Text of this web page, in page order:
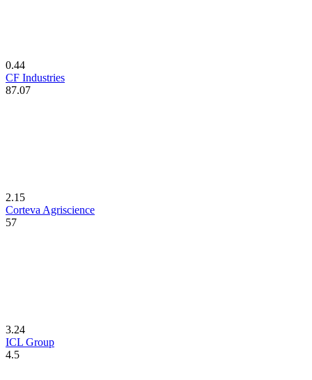
0.44
CF Industries
87.07
2.15
Corteva Agriscience
57
3.24
ICL Group
4.5